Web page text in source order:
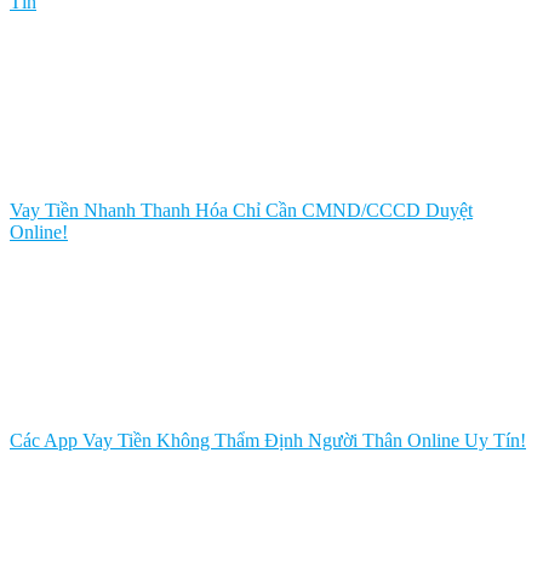
Vay Tiền Nhanh Thanh Hóa Chỉ Cần CMND/CCCD Duyệt
Online!
Các App Vay Tiền Không Thẩm Định Người Thân Online Uy Tín!